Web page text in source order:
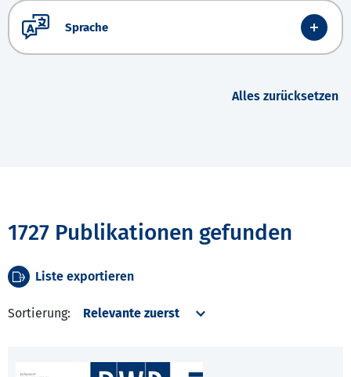
Sprache
Alles zurücksetzen
1727 Publikationen gefunden
Liste exportieren
Sortierung: